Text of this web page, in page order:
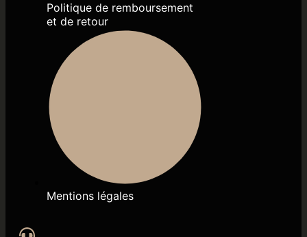
Politique de remboursement
et de retour
Mentions légales